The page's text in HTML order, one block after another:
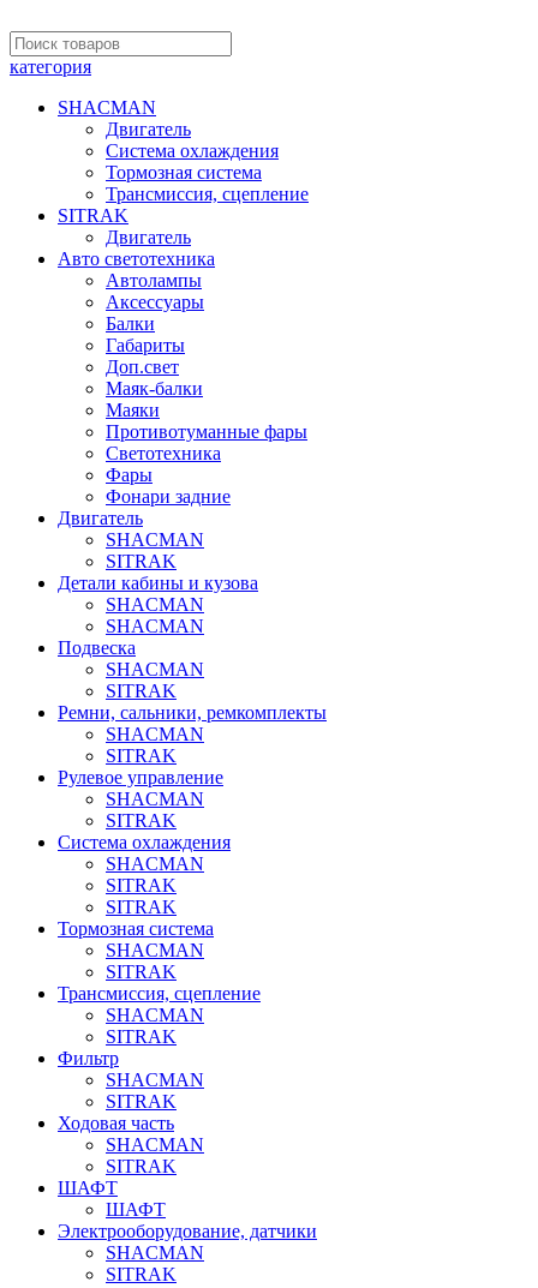
категория
SHACMAN
Двигатель
Система охлаждения
Тормозная система
Трансмиссия, сцепление
SITRAK
Двигатель
Авто светотехника
Автолампы
Аксессуары
Балки
Габариты
Доп.свет
Маяк-балки
Маяки
Противотуманные фары
Светотехника
Фары
Фонари задние
Двигатель
SHACMAN
SITRAK
Детали кабины и кузова
SHACMAN
SHACMAN
Подвеска
SHACMAN
SITRAK
Ремни, сальники, ремкомплекты
SHACMAN
SITRAK
Рулевое управление
SHACMAN
SITRAK
Система охлаждения
SHACMAN
SITRAK
SITRAK
Тормозная система
SHACMAN
SITRAK
Трансмиссия, сцепление
SHACMAN
SITRAK
Фильтр
SHACMAN
SITRAK
Ходовая часть
SHACMAN
SITRAK
ШАФТ
ШАФТ
Электрооборудование, датчики
SHACMAN
SITRAK